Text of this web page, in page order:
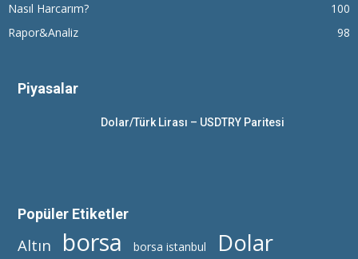
Nasıl Harcarım?
100
Rapor&Analiz
98
Piyasalar
Dolar/Türk Lirası – USDTRY Paritesi
Popüler Etiketler
Altın borsa borsa istanbul Dolar